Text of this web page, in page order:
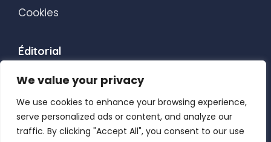
We value your privacy
We use cookies to enhance your browsing experience,
serve personalized ads or content, and analyze our
traffic. By clicking "Accept All", you consent to our use
Cookies
Éditorial
Transparence éditoriale
Blog